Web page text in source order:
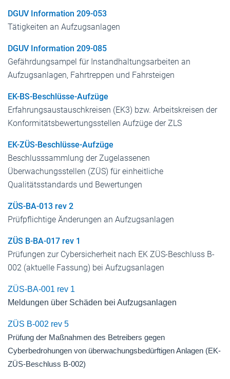
DGUV Information 209-053
Tätigkeiten an Aufzugsanlagen
DGUV Information 209-085
Gefährdungsampel für Instandhaltungsarbeiten an
Aufzugsanlagen, Fahrtreppen und Fahrsteigen
EK-BS-Beschlüsse-Aufzüge
Erfahrungsaustauschkreisen (EK3) bzw. Arbeitskreisen der
Konformitätsbewertungsstellen Aufzüge der ZLS
EK-ZÜS-Beschlüsse-Aufzüge
Beschlusssammlung der Zugelassenen
Überwachungsstellen (ZÜS) für einheitliche
Qualitätsstandards und Bewertungen
ZÜS-BA-013 rev 2
Prüfpflichtige Änderungen an Aufzugsanlagen
ZÜS B-BA-017 rev 1
Prüfungen zur Cybersicherheit nach EK ZÜS-Beschluss B-
002 (aktuelle Fassung) bei Aufzugsanlagen
ZÜS-BA-001 rev 1
Meldungen über Schäden bei Aufzugsanlagen
ZÜS B-002 rev 5
Prüfung der Maßnahmen des Betreibers gegen
Cyberbedrohungen von überwachungsbedürftigen Anlagen (EK-
ZÜS-Beschluss B-002)